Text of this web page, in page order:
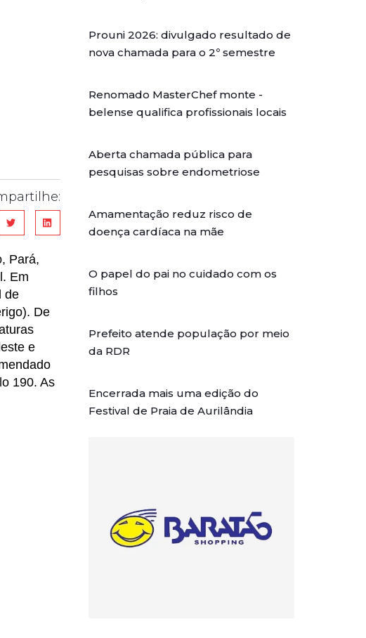
Pará,
Em
de
De
e
190. As
Prouni 2026: divulgado resultado de
nova chamada para o 2º semestre
Renomado MasterChef monte -
belense qualifica profissionais locais
Aberta chamada pública para
pesquisas sobre endometriose
Amamentação reduz risco de
doença cardíaca na mãe
O papel do pai no cuidado com os
filhos
Prefeito atende população por meio
da RDR
Encerrada mais uma edição do
Festival de Praia de Aurilândia